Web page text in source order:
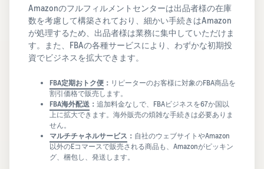
Amazonのフルフィルメントセンターは出品者様の在庫
数を考慮して構築されており、細かい手続きはAmazon
が処理するため、出品者様は業務に集中していただけま
す。また、FBAの各種サービスにより、わずかな初期投
資でビジネスを拡大できます。
FBA定期おトク便 ： リピーターのお客様に対象のFBA商品を
割引価格で販売します。
FBA海外配送 ： 追加料金なしで、FBAビジネスを67か国以
上に拡大できます。海外販売の煩雑な手続きは必要ありま
せん。
マルチチャネルサービス ： 自社のウェブサイトやAmazon
以外のEコマースで販売される商品も、Amazonがピッキン
グ、梱包し、発送します。